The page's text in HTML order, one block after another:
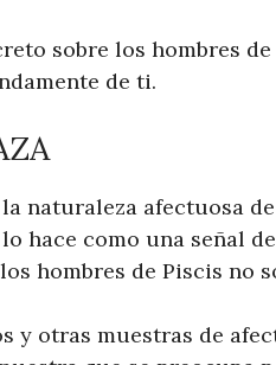
sobre los hombres
de ti.
naturaleza afectuosa
hace como una señal
hombres de Piscis no
y otras muestras de